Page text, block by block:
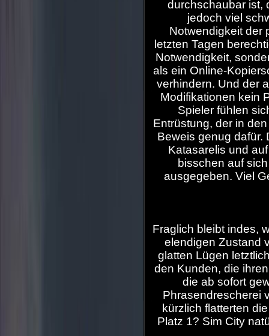
durchschaubar ist,
jedoch viel
Notwendigkeit der
letzten Tagen
Notwendigkeit,
als ein Online-
verhindern. Und der
Modifikationen kein
Spieler fühlen
Entrüstung, der in
Beweis genug dafür.
Katasarelis und
bisschen auf
ausgegeben. Viel
Fraglich bleibt indes,
elendigen Zustand
glatten Lügen
den Kunden, die
die ab sofort
Phrasendrescherei
kürzlich flatterten
Platz 1? Sim City